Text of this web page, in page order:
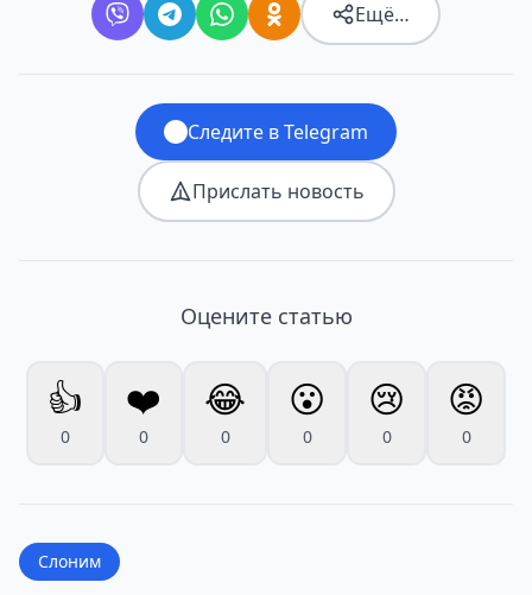
Ещё…
Следите в Telegram
Прислать новость
Оцените статью
👍
0
❤️
0
😂
0
😮
0
😢
0
😡
0
Слоним